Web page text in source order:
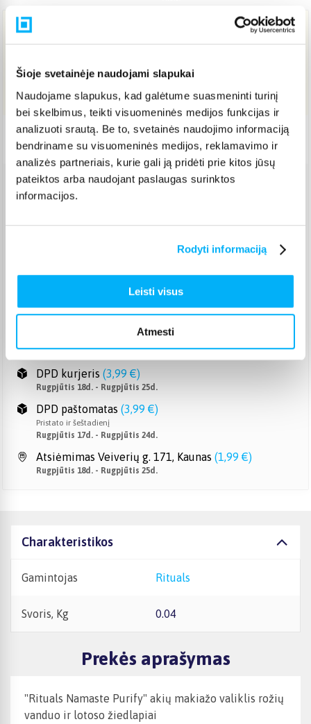
Šioje svetainėje naudojami slapukai
Naudojame slapukus, kad galėtume suasmeninti turinį
bei skelbimus, teikti visuomeninės medijos funkcijas ir
analizuoti srautą. Be to, svetainės naudojimo informaciją
bendriname su visuomeninės medijos, reklamavimo ir
analizės partneriais, kurie gali ją pridėti prie kitos jūsų
pateiktos arba naudojant paslaugas surinktos
informacijos.
Rodyti informaciją
Leisti visus
Atmesti
10,44 €
Pristatymas Lietuvoje: 7-12 d.d.
Venipak paštomatas
Omniva paštomatas (2,39 €)
Smartposti paštomatas 2,19 €
Rugpjūtis 17d. - Rugpjūtis 24d.
DPD kurjeris (3,99 €)
Rugpjūtis 18d. - Rugpjūtis 25d.
DPD paštomatas (3,99 €)
Pristato ir šeštadienį
Rugpjūtis 17d. - Rugpjūtis 24d.
Atsiėmimas Veiverių g. 171, Kaunas (1,99 €)
Rugpjūtis 18d. - Rugpjūtis 25d.
Charakteristikos
Gamintojas Rituals
Svoris, Kg 0.04
Prekės aprašymas
"Rituals Namaste Purify" akių makiažo valiklis rožių
vanduo ir lotoso žiedlapiai